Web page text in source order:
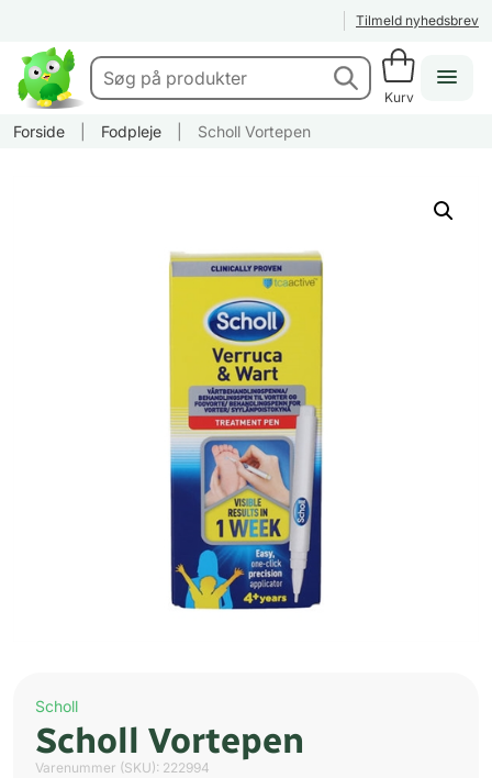
Tilmeld nyhedsbrev
Kurv
Forside Fodpleje Scholl Vortepen
Scholl
Scholl Vortepen
Varenummer (SKU): 222994